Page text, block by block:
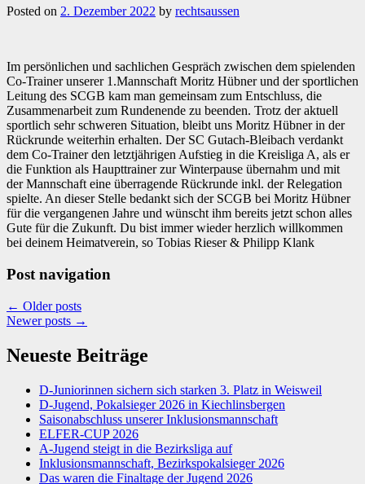
Posted on 2. Dezember 2022 by rechtsaussen
Im persönlichen und sachlichen Gespräch zwischen dem spielenden
Co-Trainer unserer 1.Mannschaft Moritz Hübner und der sportlichen
Leitung des SCGB kam man gemeinsam zum Entschluss, die
Zusammenarbeit zum Rundenende zu beenden. Trotz der aktuell
sportlich sehr schweren Situation, bleibt uns Moritz Hübner in der
Rückrunde weiterhin erhalten. Der SC Gutach-Bleibach verdankt
dem Co-Trainer den letztjährigen Aufstieg in die Kreisliga A, als er
die Funktion als Haupttrainer zur Winterpause übernahm und mit
der Mannschaft eine überragende Rückrunde inkl. der Relegation
spielte. An dieser Stelle bedankt sich der SCGB bei Moritz Hübner
für die vergangenen Jahre und wünscht ihm bereits jetzt schon alles
Gute für die Zukunft. Du bist immer wieder herzlich willkommen
bei deinem Heimatverein, so Tobias Rieser & Philipp Klank
Post navigation
← Older posts
Newer posts →
Neueste Beiträge
D-Juniorinnen sichern sich starken 3. Platz in Weisweil
D-Jugend, Pokalsieger 2026 in Kiechlinsbergen
Saisonabschluss unserer Inklusionsmannschaft
ELFER-CUP 2026
A-Jugend steigt in die Bezirksliga auf
Inklusionsmannschaft, Bezirkspokalsieger 2026
Das waren die Finaltage der Jugend 2026